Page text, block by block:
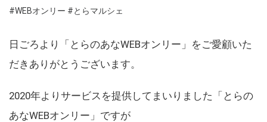
#WEBオンリー #とらマルシェ
日ごろより「とらのあなWEBオンリー」をご愛顧いた
だきありがとうございます。
2020年よりサービスを提供してまいりました「とらの
あなWEBオンリー」ですが